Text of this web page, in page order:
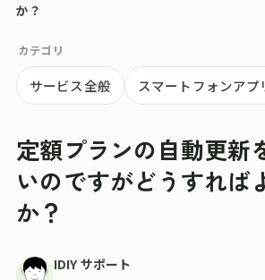
か？
カテゴリ
サービス全般 スマートフォンアプ
定額プランの自動更新
いのですがどうすれば
か？
IDIY サポート